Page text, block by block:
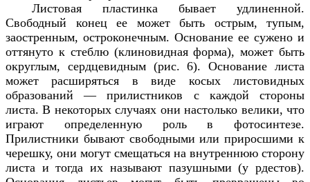
Листовая пластинка бывает удлиненной.
Свободный конец ее может быть острым, тупым,
заостренным, остроконечным. Основание ее сужено и
оттянуто к стеблю (клиновидная форма), может быть
округлым, сердцевидным (рис. 6). Основание листа
может расширяться в виде косых листовидных
образований — прилистников с каждой стороны
листа. В некоторых случаях они настолько велики, что
играют определенную роль в фотосинтезе.
Прилистники бывают свободными или приросшими к
черешку, они могут смещаться на внутреннюю сторону
листа и тогда их называют пазушными (у рдестов).